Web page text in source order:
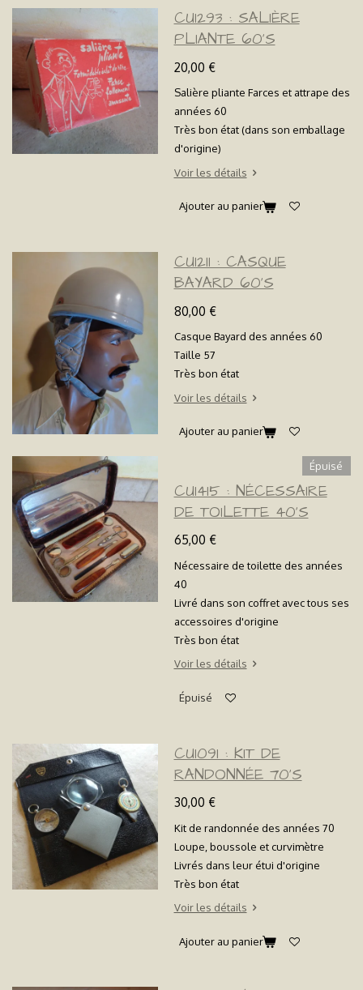
CU1293 : SALIÈRE
PLIANTE 60'S
20,00 €
Salière pliante Farces et attrape des
années 60
Très bon état (dans son emballage
d'origine)
Voir les détails
Ajouter au panier
CU1211 : CASQUE
BAYARD 60'S
80,00 €
Casque Bayard des années 60
Taille 57
Très bon état
Voir les détails
Ajouter au panier
Épuisé
CU1415 : NÉCESSAIRE
DE TOILETTE 40'S
65,00 €
Nécessaire de toilette des années
40
Livré dans son coffret avec tous ses
accessoires d'origine
Très bon état
Voir les détails
Épuisé
CU1091 : KIT DE
RANDONNÉE 70'S
30,00 €
Kit de randonnée des années 70
Loupe, boussole et curvimètre
Livrés dans leur étui d'origine
Très bon état
Voir les détails
Ajouter au panier